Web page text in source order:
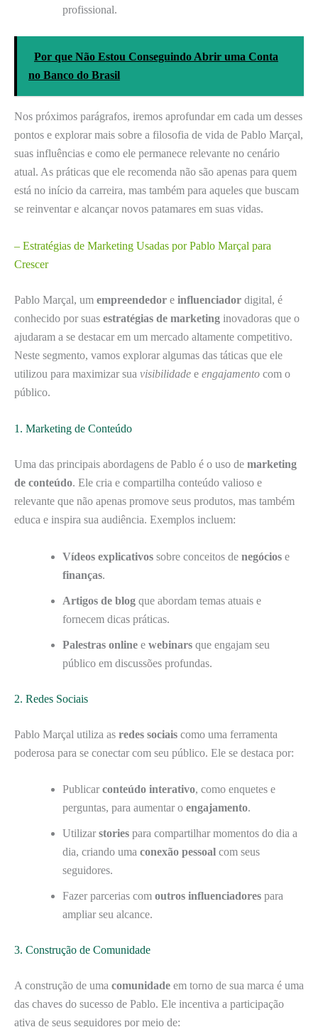
profissional.
Por que Não Estou Conseguindo Abrir uma Conta
no Banco do Brasil
Nos próximos parágrafos, iremos aprofundar em cada um desses
pontos e explorar mais sobre a filosofia de vida de Pablo Marçal,
suas influências e como ele permanece relevante no cenário
atual. As práticas que ele recomenda não são apenas para quem
está no início da carreira, mas também para aqueles que buscam
se reinventar e alcançar novos patamares em suas vidas.
– Estratégias de Marketing Usadas por Pablo Marçal para
Crescer
Pablo Marçal, um empreendedor e influenciador digital, é
conhecido por suas estratégias de marketing inovadoras que o
ajudaram a se destacar em um mercado altamente competitivo.
Neste segmento, vamos explorar algumas das táticas que ele
utilizou para maximizar sua visibilidade e engajamento com o
público.
1. Marketing de Conteúdo
Uma das principais abordagens de Pablo é o uso de marketing
de conteúdo. Ele cria e compartilha conteúdo valioso e
relevante que não apenas promove seus produtos, mas também
educa e inspira sua audiência. Exemplos incluem:
Vídeos explicativos sobre conceitos de negócios e
finanças.
Artigos de blog que abordam temas atuais e
fornecem dicas práticas.
Palestras online e webinars que engajam seu
público em discussões profundas.
2. Redes Sociais
Pablo Marçal utiliza as redes sociais como uma ferramenta
poderosa para se conectar com seu público. Ele se destaca por:
Publicar conteúdo interativo, como enquetes e
perguntas, para aumentar o engajamento.
Utilizar stories para compartilhar momentos do dia a
dia, criando uma conexão pessoal com seus
seguidores.
Fazer parcerias com outros influenciadores para
ampliar seu alcance.
3. Construção de Comunidade
A construção de uma comunidade em torno de sua marca é uma
das chaves do sucesso de Pablo. Ele incentiva a participação
ativa de seus seguidores por meio de: